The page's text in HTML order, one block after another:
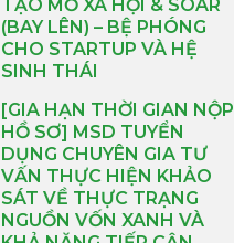
TẠO MỞ XÃ HỘI & SOAR
(BAY LÊN) – BỆ PHÓNG
CHO STARTUP VÀ HỆ
SINH THÁI
[GIA HẠN THỜI GIAN NỘP
HỒ SƠ] MSD TUYỂN
DỤNG CHUYÊN GIA TƯ
VẤN THỰC HIỆN KHẢO
SÁT VỀ THỰC TRẠNG
NGUỒN VỐN XANH VÀ